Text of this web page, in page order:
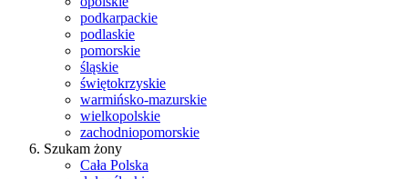
podkarpackie
podlaskie
pomorskie
śląskie
świętokrzyskie
warmińsko-mazurskie
wielkopolskie
zachodniopomorskie
Szukam żony
Cała Polska